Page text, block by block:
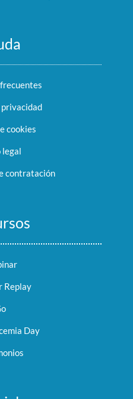
cookies
legal
contratación
Replay
Day